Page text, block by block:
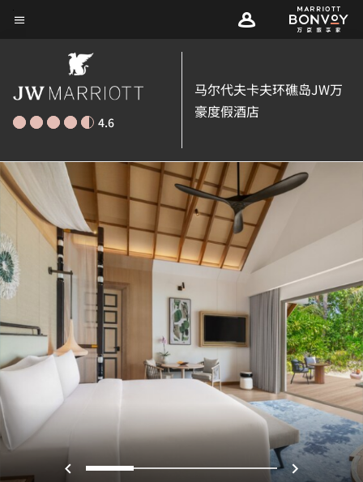
Skip
4.6
马尔代夫卡夫环礁岛JW万
豪度假酒店
上一页
0 1 2 3 下一页